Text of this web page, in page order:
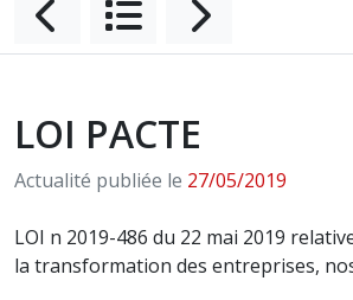
LOI PACTE
Actualité publiée le 27/05/2019
LOI n 2019-486 du 22 mai 2019
la transformation des entreprises,